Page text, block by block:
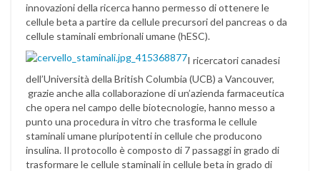
innovazioni della ricerca hanno permesso di ottenere le
cellule beta a partire da cellule precursori del pancreas o da
cellule staminali embrionali umane (hESC).
I ricercatori canadesi
dell’Università della British Columbia (UCB) a Vancouver,
grazie anche alla collaborazione di un’azienda farmaceutica
che opera nel campo delle biotecnologie, hanno messo a
punto una procedura in vitro che trasforma le cellule
staminali umane pluripotenti in cellule che producono
insulina. Il protocollo è composto di 7 passaggi in grado di
trasformare le cellule staminali in cellule beta in grado di